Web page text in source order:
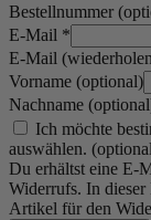
Bestellnummer
E-Mail *
E-Mail
Vorname (optional)
Nachname
Ich möchte
auswählen.
Du erhältst eine E-
Widerrufs. In
Artikel für den